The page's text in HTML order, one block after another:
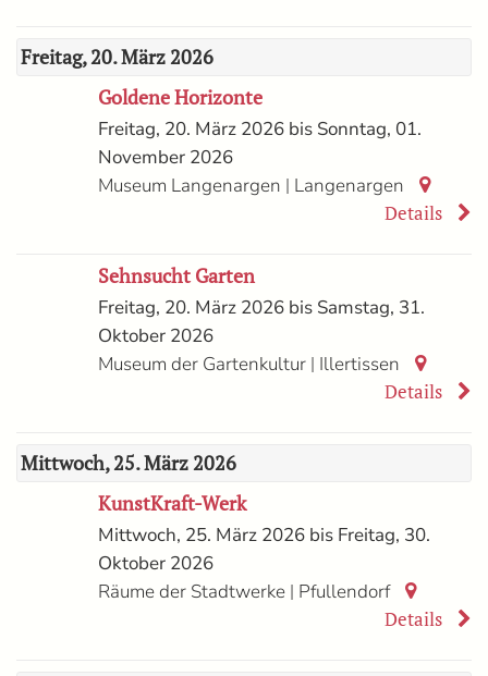
Freitag, 20. März 2026
Goldene Horizonte
Freitag, 20. März 2026 bis Sonntag, 01.
November 2026
Museum Langenargen | Langenargen
Details
Sehnsucht Garten
Freitag, 20. März 2026 bis Samstag, 31.
Oktober 2026
Museum der Gartenkultur| Illertissen
Details
Mittwoch, 25. März 2026
KunstKraft-Werk
Mittwoch, 25. März 2026 bis Freitag, 30.
Oktober 2026
Räume der Stadtwerke| Pfullendorf
Details